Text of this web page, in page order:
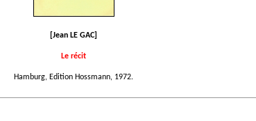
[Jean LE GAC]
Le récit
Hamburg, Edition Hossmann, 1972.